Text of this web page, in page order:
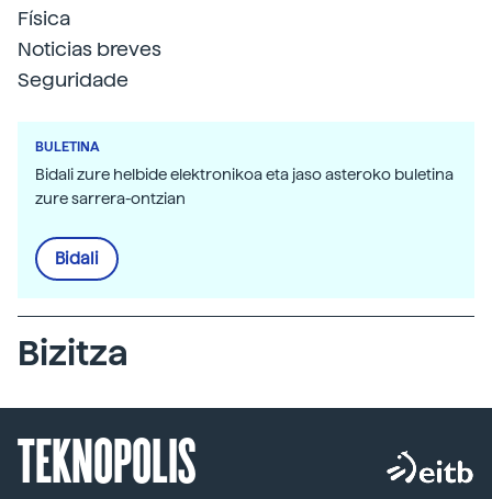
Física
Noticias breves
Seguridade
BULETINA
Bidali zure helbide elektronikoa eta jaso asteroko buletina
zure sarrera-ontzian
Bidali
Bizitza
TEKNOPOLIS